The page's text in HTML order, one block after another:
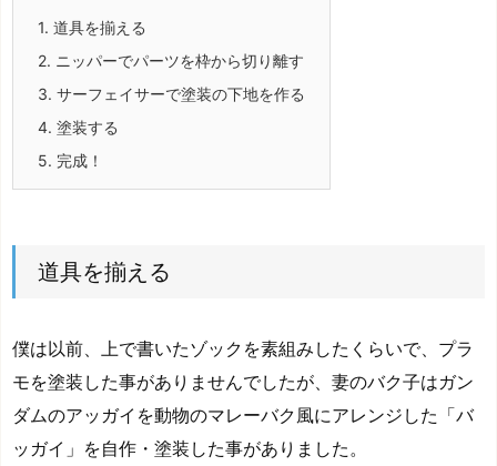
1. 道具を揃える
2. ニッパーでパーツを枠から切り離す
3. サーフェイサーで塗装の下地を作る
4. 塗装する
5. 完成！
道具を揃える
僕は以前、上で書いたゾックを素組みしたくらいで、プラ
モを塗装した事がありませんでしたが、妻のバク子はガン
ダムのアッガイを動物のマレーバク風にアレンジした「バ
ッガイ」を自作・塗装した事がありました。